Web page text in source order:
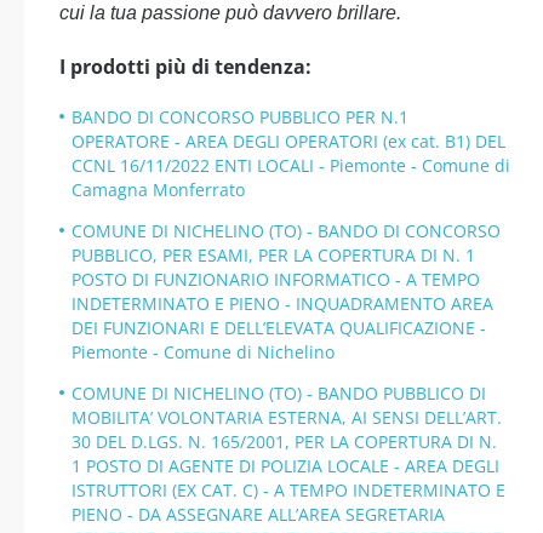
cui la tua passione può davvero brillare.
I prodotti più di tendenza:
BANDO DI CONCORSO PUBBLICO PER N.1
OPERATORE - AREA DEGLI OPERATORI (ex cat. B1) DEL
CCNL 16/11/2022 ENTI LOCALI - Piemonte - Comune di
Camagna Monferrato
COMUNE DI NICHELINO (TO) - BANDO DI CONCORSO
PUBBLICO, PER ESAMI, PER LA COPERTURA DI N. 1
POSTO DI FUNZIONARIO INFORMATICO - A TEMPO
INDETERMINATO E PIENO - INQUADRAMENTO AREA
DEI FUNZIONARI E DELL’ELEVATA QUALIFICAZIONE -
Piemonte - Comune di Nichelino
COMUNE DI NICHELINO (TO) - BANDO PUBBLICO DI
MOBILITA’ VOLONTARIA ESTERNA, AI SENSI DELL’ART.
30 DEL D.LGS. N. 165/2001, PER LA COPERTURA DI N.
1 POSTO DI AGENTE DI POLIZIA LOCALE - AREA DEGLI
ISTRUTTORI (EX CAT. C) - A TEMPO INDETERMINATO E
PIENO - DA ASSEGNARE ALL’AREA SEGRETARIA